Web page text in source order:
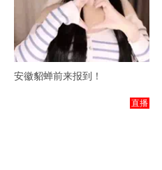
安徽貂蝉前来报到！
直播